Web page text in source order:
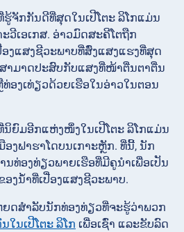
ຮູ້ຈັກກັນດີທີ່ສຸດໃນເປີໂຕະ ລິໂກແມ່ນ
ວີເອເກສ. ອ່າວມົດສະຄີໂຕຖືກ
ອງແສງຊີວະພາບທີ່ສົ່ງແສງແຮງທີ່ສຸດ
າມາດປະສົບກັບແສງທີ່ໜ້າຕື່ນຕາຕື່ນ
ອງເທ່ຽວດ້ວຍເຮືອໃນອ່າວໃນຕອນ
ນິຍົມອີກແຫ່ງໜຶ່ງໃນເປີໂຕະ ລິໂກແມ່ນ
ອງຟາຮາໂດບນເກາະຫຼັກ. ທີ່ນີ້, ນັກ
ນທ່ອງທ່ຽວພາຍເຮືອທີ່ມີຄູນຳເພື່ອເປັນ
ງນ້ຳທີ່ເປື່ອງແສງຊີວະພາບ.
ຍດສຳລັບນັກທ່ອງທ່ຽວທີ່ຈະຮູ້ວ່າພວກ
ໃນເປີໂຕະ ລິໂກ ເພື່ອເຊົ່າ ແລະຂັບລົດ